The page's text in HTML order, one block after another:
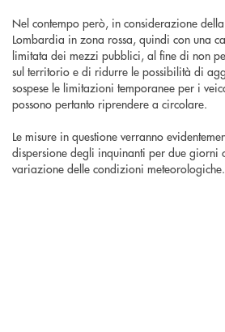
Nel contempo però, in considerazione
Lombardia in zona rossa, quindi con una
limitata dei mezzi pubblici, al fine di non
sul territorio e di ridurre le possibilità di
sospese le limitazioni temporanee per i
possono pertanto riprendere a circolare.
Le misure in questione verranno
dispersione degli inquinanti per due giorni
variazione delle condizioni meteorologiche.